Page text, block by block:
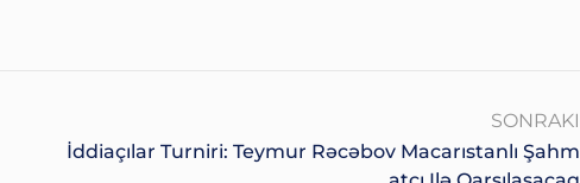
SONRAKI
İddiaçılar Turniri: Teymur Rəcəbov Macarıstanlı Şahm